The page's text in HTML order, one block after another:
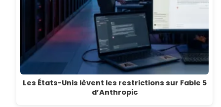
Les États-Unis lèvent les restrictions sur Fable 5
d’Anthropic